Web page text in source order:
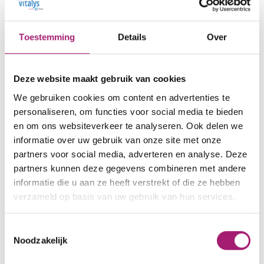
Toestemming Details Over
Deze website maakt gebruik van cookies
We gebruiken cookies om content en advertenties te
personaliseren, om functies voor social media te bieden
en om ons websiteverkeer te analyseren. Ook delen we
informatie over uw gebruik van onze site met onze
partners voor social media, adverteren en analyse. Deze
partners kunnen deze gegevens combineren met andere
informatie die u aan ze heeft verstrekt of die ze hebben
verzameld op basis van uw gebruik van hun services.
Noodzakelijk
basisverzekering. Voor 2026 is het eigen risico 385
euro.
eigen risico en de eigen bijdrage?Bekijk dit filmpje.
Sommige kosten worden niet
(altijd) vergoed
Sommige kosten betaal je zelf. Zoals de
vitaminesupplementen die je je leven lang gaat
vergoeding te krijgen.